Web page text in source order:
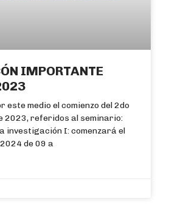
IMPORTANTE
este medio el comienzo del 2do
2023, referidos al seminario:
investigación I: comenzará el
de 09 a